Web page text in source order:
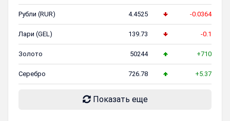
Рубли (RUR) 4.4525 -0.0364
Лари (GEL) 139.73 -0.1
Золото 50244 +710
Серебро 726.78 +5.37
Показать еще